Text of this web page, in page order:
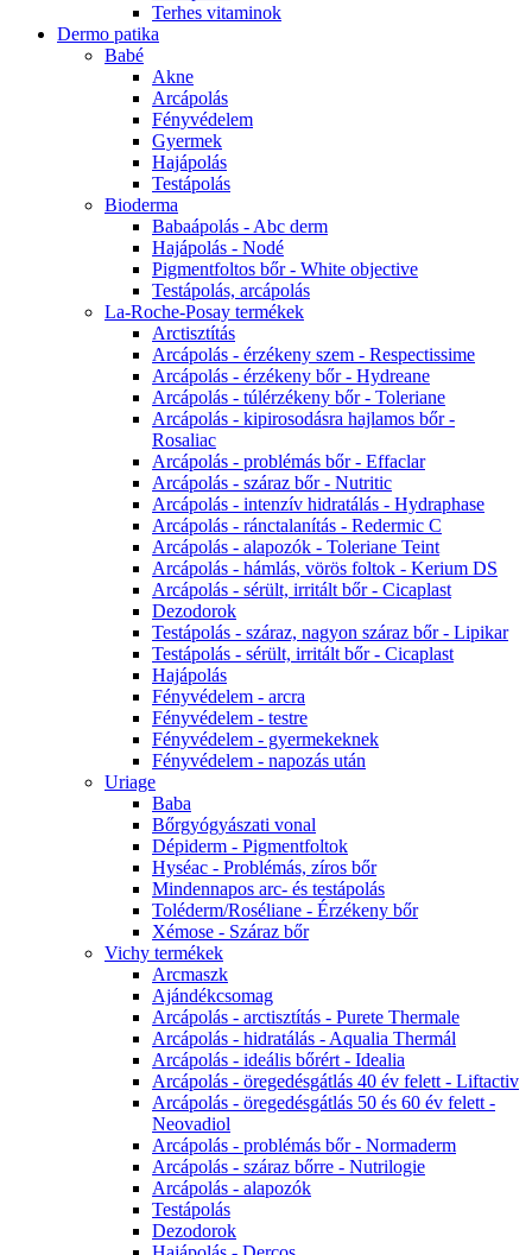
Terhes vitaminok
Dermo patika
Babé
Akne
Arcápolás
Fényvédelem
Gyermek
Hajápolás
Testápolás
Bioderma
Babaápolás - Abc derm
Hajápolás - Nodé
Pigmentfoltos bőr - White objective
Testápolás, arcápolás
La-Roche-Posay termékek
Arctisztítás
Arcápolás - érzékeny szem - Respectissime
Arcápolás - érzékeny bőr - Hydreane
Arcápolás - túlérzékeny bőr - Toleriane
Arcápolás - kipirosodásra hajlamos bőr -
Rosaliac
Arcápolás - problémás bőr - Effaclar
Arcápolás - száraz bőr - Nutritic
Arcápolás - intenzív hidratálás - Hydraphase
Arcápolás - ránctalanítás - Redermic C
Arcápolás - alapozók - Toleriane Teint
Arcápolás - hámlás, vörös foltok - Kerium DS
Arcápolás - sérült, irritált bőr - Cicaplast
Dezodorok
Testápolás - száraz, nagyon száraz bőr - Lipikar
Testápolás - sérült, irritált bőr - Cicaplast
Hajápolás
Fényvédelem - arcra
Fényvédelem - testre
Fényvédelem - gyermekeknek
Fényvédelem - napozás után
Uriage
Baba
Bőrgyógyászati vonal
Dépiderm - Pigmentfoltok
Hyséac - Problémás, zíros bőr
Mindennapos arc- és testápolás
Toléderm/Roséliane - Érzékeny bőr
Xémose - Száraz bőr
Vichy termékek
Arcmaszk
Ajándékcsomag
Arcápolás - arctisztítás - Purete Thermale
Arcápolás - hidratálás - Aqualia Thermál
Arcápolás - ideális bőrért - Idealia
Arcápolás - öregedésgátlás 40 év felett - Liftactiv
Arcápolás - öregedésgátlás 50 és 60 év felett -
Neovadiol
Arcápolás - problémás bőr - Normaderm
Arcápolás - száraz bőrre - Nutrilogie
Arcápolás - alapozók
Testápolás
Dezodorok